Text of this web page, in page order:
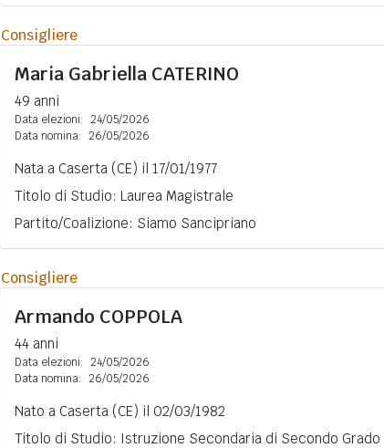
Consigliere
Maria Gabriella CATERINO
49 anni
Data elezioni: 24/05/2026
Data nomina: 26/05/2026
Nata a Caserta (CE) il 17/01/1977
Titolo di Studio: Laurea Magistrale
Partito/Coalizione: Siamo Sancipriano
Consigliere
Armando COPPOLA
44 anni
Data elezioni: 24/05/2026
Data nomina: 26/05/2026
Nato a Caserta (CE) il 02/03/1982
Titolo di Studio: Istruzione Secondaria di Secondo Grado